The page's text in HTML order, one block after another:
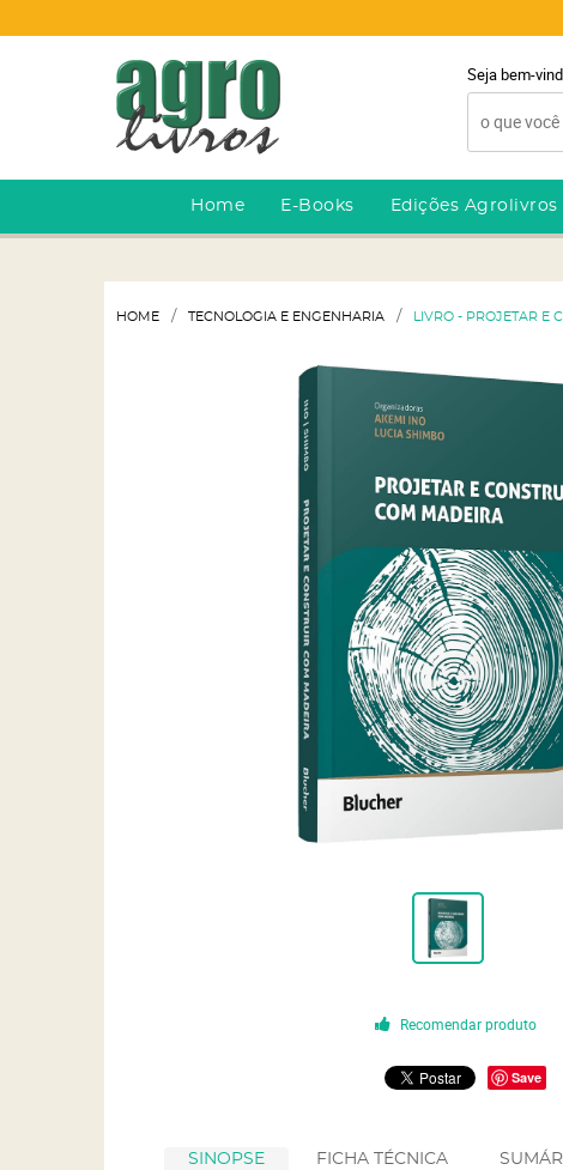
Seja bem-
Home E-Books Edições Agrolivros
HOME TECNOLOGIA E ENGENHARIA LIVRO - PROJETAR E
Recomendar produto
Save
SINOPSE FICHA TÉCNICA